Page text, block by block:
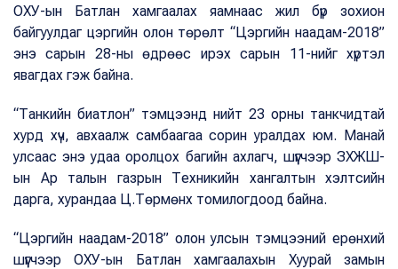
ОХУ-ын Батлан хамгаалах яамнаас жил бүр зохион
байгуулдаг цэргийн олон төрөлт “Цэргийн наадам-2018”
энэ сарын 28-ны өдрөөс ирэх сарын 11-нийг хүртэл
явагдах гэж байна.
“Танкийн биатлон” тэмцээнд нийт 23 орны танкчидтай
хурд хүч, авхаалж самбаагаа сорин уралдах юм. Манай
улсаас энэ удаа оролцох багийн ахлагч, шүүгчээр ЗХЖШ-
ын Ар талын газрын Техникийн хангалтын хэлтсийн
дарга, хурандаа Ц.Төрмөнх томилогдоод байна.
“Цэргийн наадам-2018” олон улсын тэмцээний ерөнхий
шүүгчээр ОХУ-ын Батлан хамгаалахын Хуурай замын